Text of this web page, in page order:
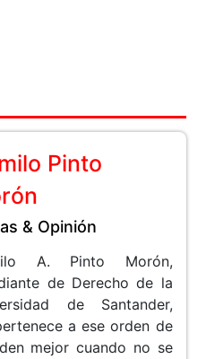
Pinto
& Opinión
A. Pinto Morón,
de Derecho de la
de Santander,
a ese orden de
mejor cuando no se